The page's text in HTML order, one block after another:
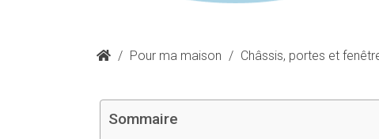
/ Pour ma maison / Châssis, portes et
Sommaire